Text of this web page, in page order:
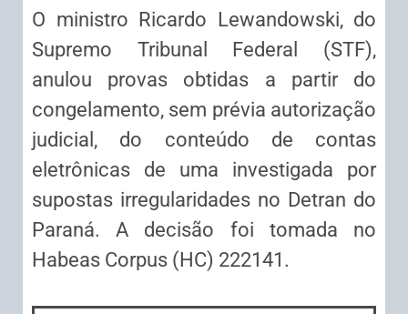
O ministro Ricardo Lewandowski, do
Supremo Tribunal Federal (STF),
anulou provas obtidas a partir do
congelamento, sem prévia autorização
judicial, do conteúdo de contas
eletrônicas de uma investigada por
supostas irregularidades no Detran do
Paraná. A decisão foi tomada no
Habeas Corpus (HC) 222141.